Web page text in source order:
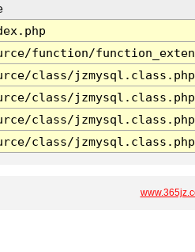
function/
class/jzmysql.class.php
class/jzmysql.class.php
class/jzmysql.class.php
class/jzmysql.class.php